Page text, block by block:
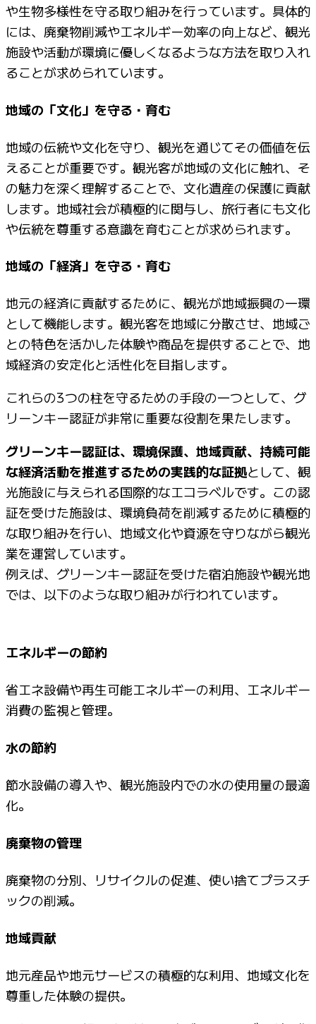
や生物多様性を守る取り組みを行っています。具体的
には、廃棄物削減やエネルギー効率の向上など、観光
施設や活動が環境に優しくなるような方法を取り入れ
ることが求められています。
地域の「文化」を守る・育む
地域の伝統や文化を守り、観光を通じてその価値を伝
えることが重要です。観光客が地域の文化に触れ、そ
の魅力を深く理解することで、文化遺産の保護に貢献
します。地域社会が積極的に関与し、旅行者にも文化
や伝統を尊重する意識を育むことが求められます。
地域の「経済」を守る・育む
地元の経済に貢献するために、観光が地域振興の一環
として機能します。観光客を地域に分散させ、地域ご
との特色を活かした体験や商品を提供することで、地
域経済の安定化と活性化を目指します。
これらの3つの柱を守るための手段の一つとして、グ
リーンキー認証が非常に重要な役割を果たします。
グリーンキー認証は、環境保護、地域貢献、持続可能
な経済活動を推進するための実践的な証拠として、観
光施設に与えられる国際的なエコラベルです。この認
証を受けた施設は、環境負荷を削減するために積極的
な取り組みを行い、地域文化や資源を守りながら観光
業を運営しています。
例えば、グリーンキー認証を受けた宿泊施設や観光地
では、以下のような取り組みが行われています。
エネルギーの節約
省エネ設備や再生可能エネルギーの利用、エネルギー
消費の監視と管理。
水の節約
節水設備の導入や、観光施設内での水の使用量の最適
化。
廃棄物の管理
廃棄物の分別、リサイクルの促進、使い捨てプラスチ
ックの削減。
地域貢献
地元産品や地元サービスの積極的な利用、地域文化を
尊重した体験の提供。